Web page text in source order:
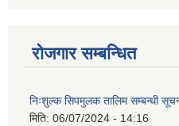
रोजगार सम्बन्धित
निःशुल्क सिपमुलक तालिम सम्बन्धी
मिति: 06/07/2024 - 14:16